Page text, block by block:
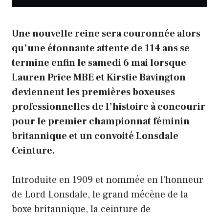
Une nouvelle reine sera couronnée alors
qu’une étonnante attente de 114 ans se
termine enfin le samedi 6 mai lorsque
Lauren Price MBE et Kirstie Bavington
deviennent les premières boxeuses
professionnelles de l’histoire à concourir
pour le premier championnat féminin
britannique et un convoité Lonsdale
Ceinture.
Introduite en 1909 et nommée en l’honneur
de Lord Lonsdale, le grand mécène de la
boxe britannique, la ceinture de